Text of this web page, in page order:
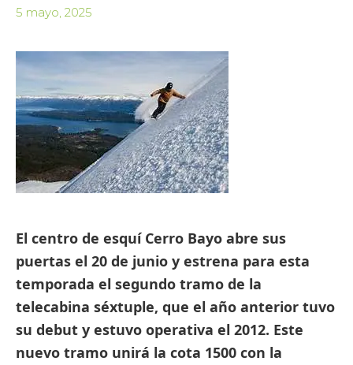
5 mayo, 2025
El centro de esquí Cerro Bayo abre sus
puertas el 20 de junio y estrena para esta
temporada el segundo tramo de la
telecabina séxtuple, que el año anterior tuvo
su debut y estuvo operativa el 2012. Este
nuevo tramo unirá la cota 1500 con la